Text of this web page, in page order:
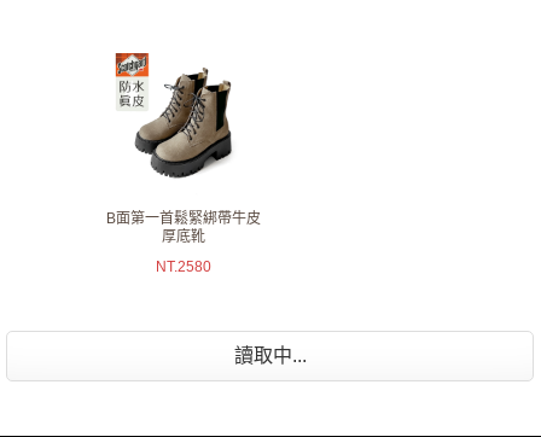
B面第一首鬆緊綁帶牛皮
厚底靴
NT.2580
讀取中...